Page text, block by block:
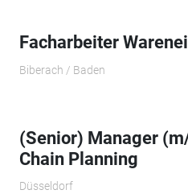
Facharbeiter
Biberach / Baden
(Senior) Manager
Chain Planning
Düsseldorf